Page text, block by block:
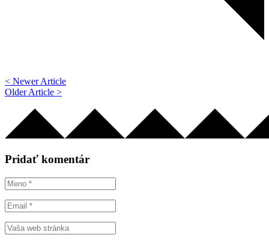
< Newer Article
Older Article >
Pridať komentár